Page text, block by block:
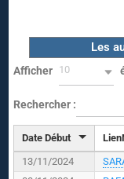
Les
Afficher 10
Rechercher :
Date Début
13/11/2024